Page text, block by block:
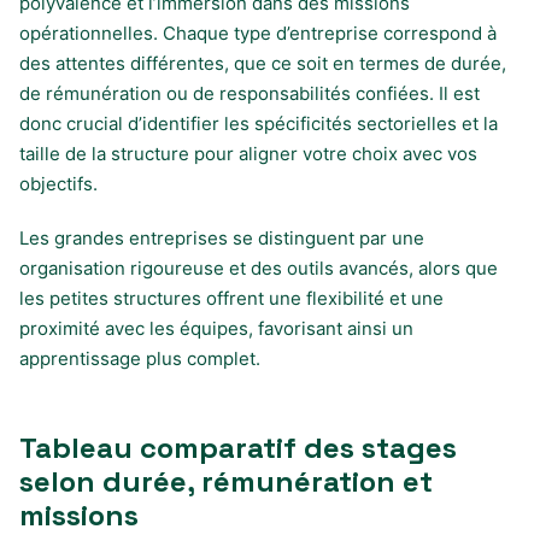
opérationnelles. Chaque type d’entreprise correspond à
des attentes différentes, que ce soit en termes de durée,
de rémunération ou de responsabilités confiées. Il est
donc crucial d’identifier les spécificités sectorielles et la
taille de la structure pour aligner votre choix avec vos
objectifs.
Les grandes entreprises se distinguent par une
organisation rigoureuse et des outils avancés, alors que
les petites structures offrent une flexibilité et une
proximité avec les équipes, favorisant ainsi un
apprentissage plus complet.
Tableau comparatif des stages
selon durée, rémunération et
missions